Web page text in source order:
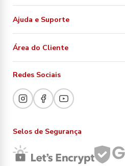
Ajuda e Suporte
Área do Cliente
Redes Sociais
Selos de Segurança